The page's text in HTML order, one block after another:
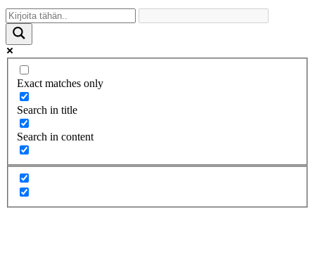
Exact matches only
Search in title
Search in content